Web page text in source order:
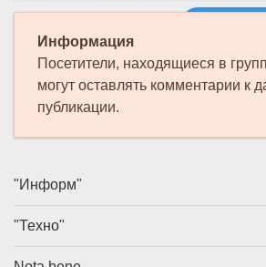
Информация
Посетители, находящиеся в
могут оставлять комментарии к
публикации.
"Информ"
"Техно"